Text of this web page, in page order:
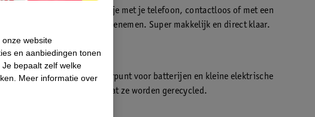
je een fotokiosk waarmee je met je telefoon, contactloos of met een
jouw foto’s direct kan meenemen. Super makkelijk en direct klaar.
vind je een WeCycle inleverpunt voor batterijen en kleine elektrische
kan je gratis inleveren zodat ze worden gerecycled.
website
en aanbiedingen tonen
Je bepaalt zelf welke
Meer informatie over